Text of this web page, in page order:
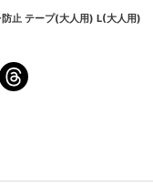
防止 テープ(大人用) L(大人用)